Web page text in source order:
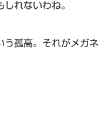
れないわね。
う孤高。それがメガネ